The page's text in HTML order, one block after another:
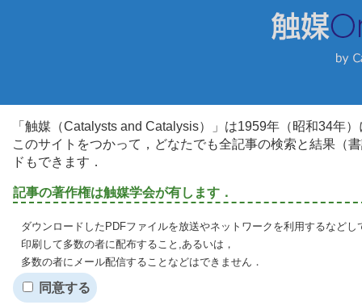
「触媒（Catalysts and Catalysis）」は1959年（昭和34年
このサイトをつかって，どなたでも全記事の検索と結果（
ドもできます．
記事の著作権は触媒学会が有します．
ダウンロードしたPDFファイルを放送やネットワークを利用するなど
印刷して多数の者に配布すること,あるいは，
多数の者にメール配信することなどはできません．
同意する